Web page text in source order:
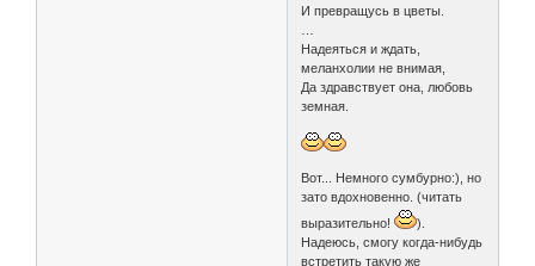
И превращусь в цветы.
Надеяться и ждать,
меланхолии не внимая,
Да здравствует она, любовь
земная.
Вот... Немного сумбурно:), но
зато вдохновенно. (читать
выразительно!
).
Надеюсь, смогу когда-нибудь
встретить такую же